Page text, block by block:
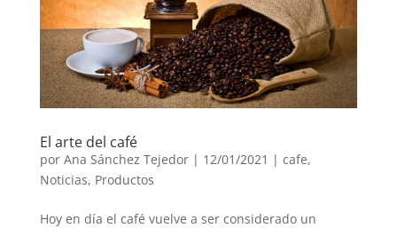
El arte del café
por Ana Sánchez Tejedor| 12/01/2021 | cafe,
Noticias, Productos
Hoy en día el café vuelve a ser considerado un